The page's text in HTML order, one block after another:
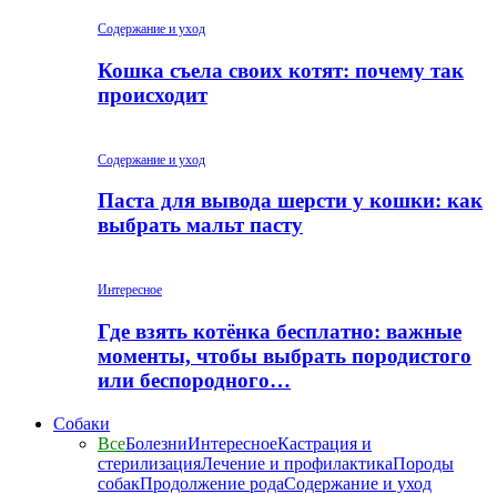
Содержание и уход
Кошка съела своих котят: почему так
происходит
Содержание и уход
Паста для вывода шерсти у кошки: как
выбрать мальт пасту
Интересное
Где взять котёнка бесплатно: важные
моменты, чтобы выбрать породистого
или беспородного…
Собаки
ВсеБолезниИнтересноеКастрация и
стерилизацияЛечение и профилактикаПороды
собакПродолжение родаСодержание и уход